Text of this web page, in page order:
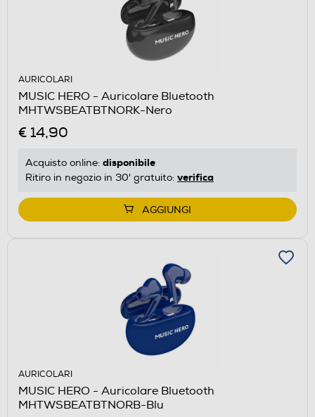
AURICOLARI
MUSIC HERO - Auricolare Bluetooth
MHTWSBEATBTNORK-Nero
€ 14,90
Acquisto online: disponibile
Ritiro in negozio in 30' gratuito: verifica
AGGIUNGI
AURICOLARI
MUSIC HERO - Auricolare Bluetooth
MHTWSBEATBTNORB-Blu